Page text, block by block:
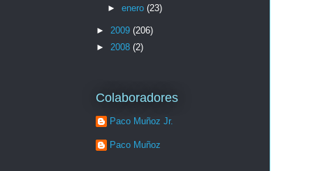
► enero (23)
► 2009 (206)
► 2008 (2)
Colaboradores
Paco Muñoz Jr.
Paco Muñoz